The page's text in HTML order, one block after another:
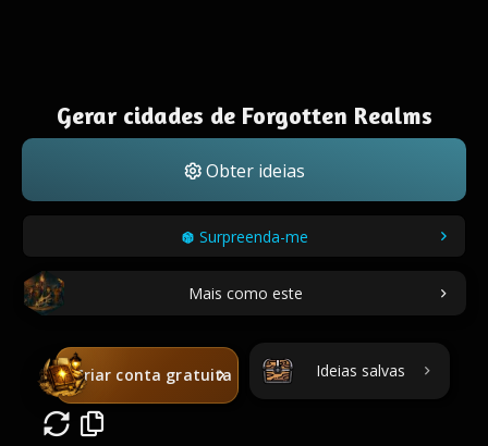
Gerar cidades de Forgotten Realms
Obter ideias
Surpreenda-me
Mais como este
Criar conta gratuita Ideias salvas